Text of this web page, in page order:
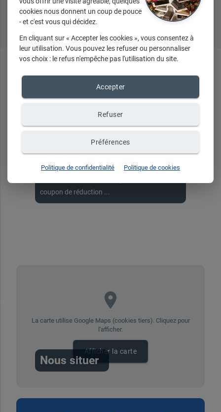
Tous nos produits
En cemoment...
Recevez toute notre
actualité par email
coupon de réduction ...
place
La carte utilise Google Maps (cookies tiers). Cliquez pour
l'afficher.
Afficher la carte
Nous situer
cookies nous donnent un coup de pouce
- et c'est vous qui décidez.
En cliquant sur « Accepter les cookies », vous consentez à
leur utilisation. Vous pouvez les refuser ou personnaliser
vos choix : le refus n'empêche pas l'utilisation du site.
Accepter
Refuser
Préférences
Politique de confidentialité Politique de cookies